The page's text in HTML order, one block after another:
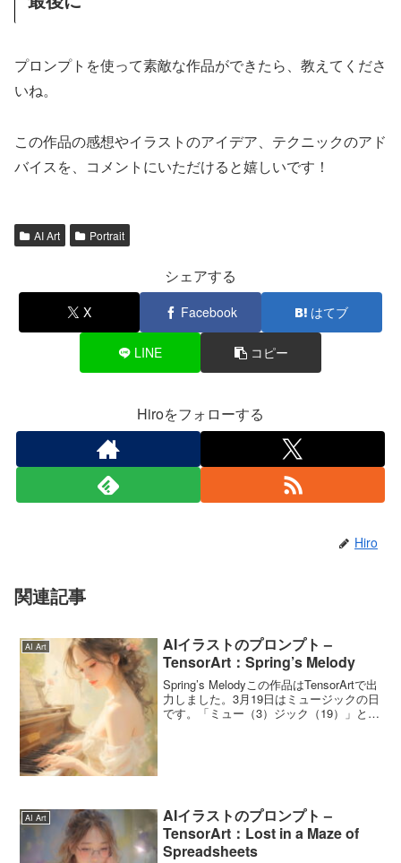
プロンプトを使って素敵な作品ができたら、教えてくださ
いね。
この作品の感想やイラストのアイデア、テクニックのアド
バイスを、コメントにいただけると嬉しいです！
AI Art Portrait
シェアする
X Facebook はてブ
LINE コピー
Hiroをフォローする
Hiro
関連記事
AI Art
AIイラストのプロンプト –
TensorArt：Spring’s Melody
Spring’s Melodyこの作品はTensorArtで出
力しました。3月19日はミュージックの日
です。「ミュー（3）ジック（19）」と読
AI Art
AIイラストのプロンプト –
TensorArt：Lost in a Maze of
Spreadsheets